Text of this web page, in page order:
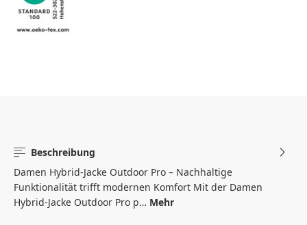
Beschreibung
Damen Hybrid-Jacke Outdoor Pro – Nachhaltige
Funktionalität trifft modernen Komfort Mit der Damen
Hybrid-Jacke Outdoor Pro p… Mehr